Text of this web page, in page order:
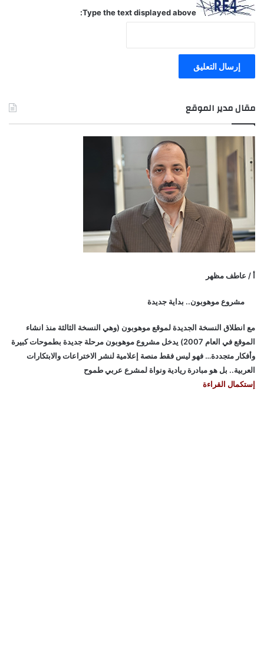
Type the text displayed above:
مقال مدير الموقع
أ / عاطف مظهر
مشروع موهوبون.. بداية جديدة
مع انطلاق النسخة الجديدة لموقع موهوبون (وهي النسخة الثالثة منذ انشاء
الموقع في العام 2007) يدخل مشروع موهوبون مرحلة جديدة بطموحات كبيرة
وأفكار متجددة… فهو ليس فقط منصة إعلامية لنشر الاختراعات والابتكارات
العربية.. بل هو مبادرة ريادية ونواة لمشرع عربي طموح
إستكمال القراءة